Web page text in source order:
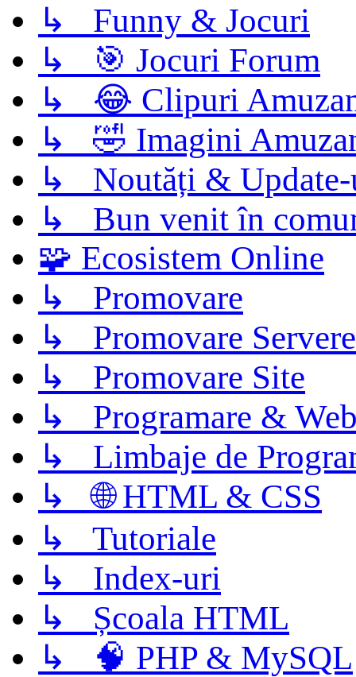
↳ Funny & Jocuri
↳ 🎯 Jocuri Forum
↳ 😂 Clipuri
↳ 🤣 Imagini
↳ Noutăți &
↳ Bun venit în
🧩 Ecosistem Online
↳ Promovare
↳ Promovare Servere
↳ Promovare Site
↳ Programare &
↳ Limbaje de
↳ 🌐 HTML & CSS
↳ Tutoriale
↳ Index-uri
↳ Școala HTML
↳ 🧠 PHP & MySQL